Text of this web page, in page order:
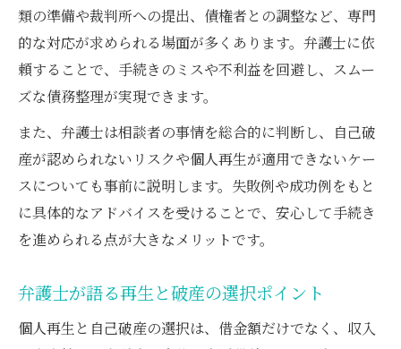
類の準備や裁判所への提出、債権者との調整など、専門
的な対応が求められる場面が多くあります。弁護士に依
頼することで、手続きのミスや不利益を回避し、スムー
ズな債務整理が実現できます。
また、弁護士は相談者の事情を総合的に判断し、自己破
産が認められないリスクや個人再生が適用できないケー
スについても事前に説明します。失敗例や成功例をもと
に具体的なアドバイスを受けることで、安心して手続き
を進められる点が大きなメリットです。
弁護士が語る再生と破産の選択ポイント
個人再生と自己破産の選択は、借金額だけでなく、収入